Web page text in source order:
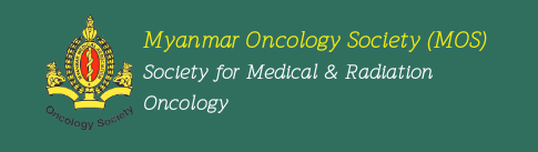
Myanmar Oncology Society (MOS)
Society for Medical & Radiation
Oncology